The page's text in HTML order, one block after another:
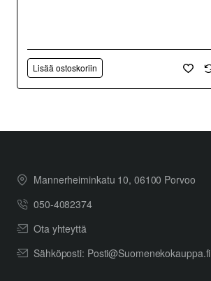
Lisää ostoskoriin
Mannerheiminkatu 10, 06100 Porvoo
050-4082374
Ota yhteyttä
Sähköposti: Posti@Suomenekokauppa.fi